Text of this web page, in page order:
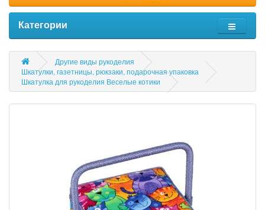
Категории
Другие виды рукоделия
Шкатулки, газетницы, рюкзаки, подарочная упаковка
Шкатулка для рукоделия Веселые котики